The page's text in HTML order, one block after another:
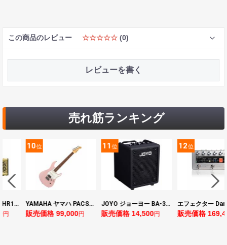
この商品のレビュー ☆☆☆☆☆ (0)
レビューを書く
売れ筋ランキング
ヤマハ YAMAHA THR10II 小型ギターアンプ
円
10位
YAMAHA ヤマハ PACS+12 ASP Pacifica Standard Plus パシフィカスタンダードプラス エレキギター
販売価格 99,000円
11位
JOYO ジョーヨー BA-30 VIBE CUBE BLK 30W 小型ベースアンプ Bluetooth+OTGオーディオI/F搭載
販売価格 14,500円
12位
販売価格